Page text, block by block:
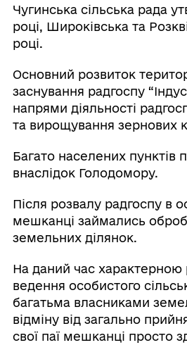
Чугинська сільська рада
році, Широківська та
році.
Основний розвиток
заснування радгоспу
напрями діяльності
та вирощування зернових
Багато населених пунктів
внаслідок Голодомору.
Після розвалу радгоспу в
мешканці займались
земельних ділянок.
На даний час
ведення особистого
багатьма власниками
відміну від загально
свої паї мешканці просто